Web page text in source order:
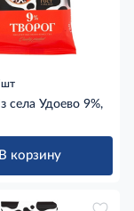
села Удоево 9%,
В корзину